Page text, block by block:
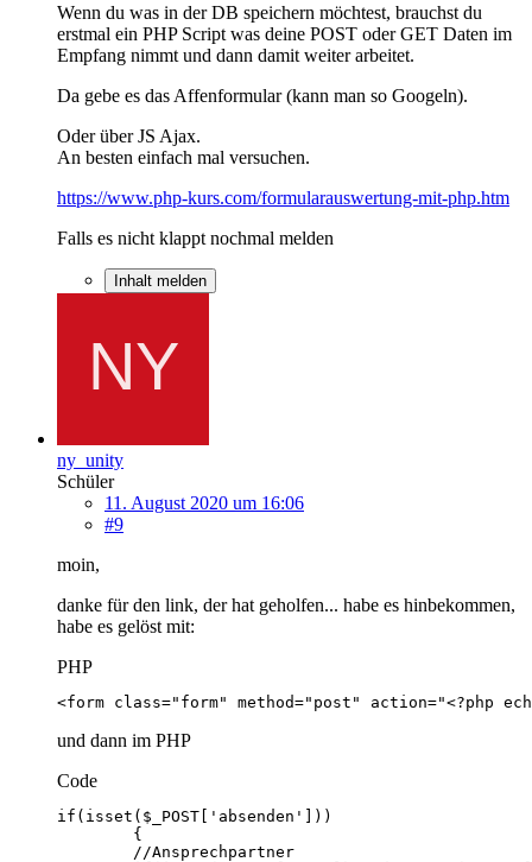
Wenn du was in der DB speichern möchtest, brauchst du
erstmal ein PHP Script was deine POST oder GET Daten im
Empfang nimmt und dann damit weiter arbeitet.
Da gebe es das Affenformular (kann man so Googeln).
Oder über JS Ajax.
An besten einfach mal versuchen.
https://www.php-kurs.com/formularauswertung-mit-php.htm
Falls es nicht klappt nochmal melden
Inhalt melden
ny_unity
Schüler
11. August 2020 um 16:06
#9
moin,
danke für den link, der hat geholfen... habe es hinbekommen,
habe es gelöst mit:
PHP
<form class="form" method="post" action="<?php echo
und dann im PHP
Code